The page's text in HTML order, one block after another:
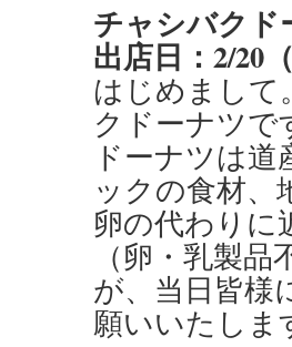
チャシバクド
出店日：2/20
はじめまして
クドーナツで
ドーナツは
ックの食材、
卵の代わりに
（卵・乳製
が、当日皆様
願いいたしま